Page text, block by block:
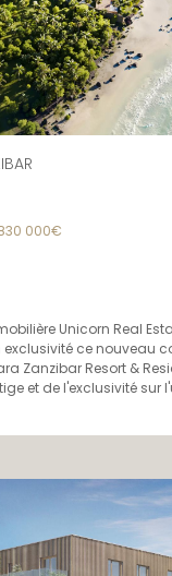
000€
Unicorn Real
exclusivité ce nouveau
Zanzibar Resort &
et de l'exclusivité sur